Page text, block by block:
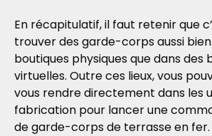
En récapitulatif, il faut retenir que
trouver des garde-corps aussi
boutiques physiques que dans des
virtuelles. Outre ces lieux, vous
vous rendre directement dans les
fabrication pour lancer une
de garde-corps de terrasse en fer.